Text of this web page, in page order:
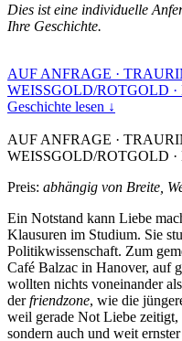
Dies ist eine individuelle
Ihre Geschichte.
AUF ANFRAGE ·
WEISSGOLD/ROTGOLD ·
Geschichte lesen ↓
AUF ANFRAGE ·
WEISSGOLD/ROTGOLD ·
Preis: abhängig von Breite,
Ein Notstand kann Liebe
Klausuren im Studium. Sie
Politikwissenschaft. Zum
Café Balzac in Hanover, auf
wollten nichts voneinander
derfriendzone, wie die
weil gerade Not Liebe
sondern auch und weit